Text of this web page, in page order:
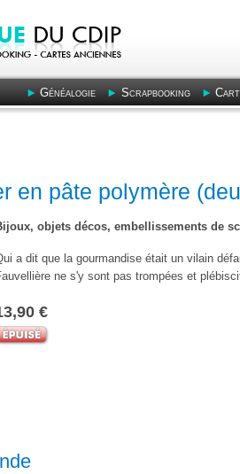
Généalogie Scrapbooking
en pâte polymère
objets décos, embellissements de
a dit que la gourmandise était un vilain
ne s'y sont pas trompées et
€